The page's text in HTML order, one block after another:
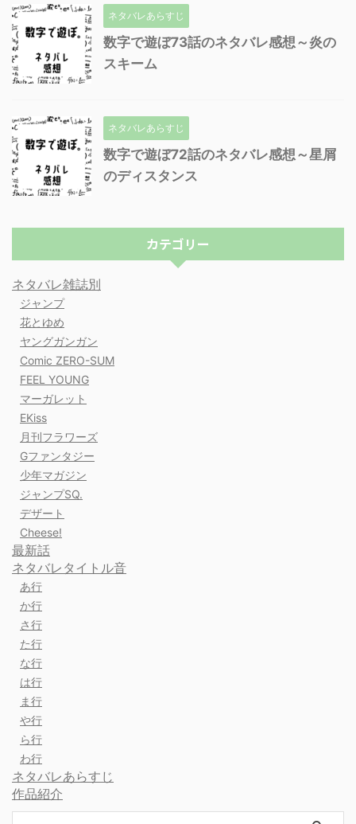
ネタバレあらすじ
数字で遊ぼ73話のネタバレ感想～炎の
スキーム
ネタバレあらすじ
数字で遊ぼ72話のネタバレ感想～星屑
のディスタンス
カテゴリー
ネタバレ雑誌別
ジャンプ
花とゆめ
ヤングガンガン
Comic ZERO-SUM
FEEL YOUNG
マーガレット
EKiss
月刊フラワーズ
Gファンタジー
少年マガジン
ジャンプSQ.
デザート
Cheese!
最新話
ネタバレタイトル音
あ行
か行
さ行
た行
な行
は行
ま行
や行
ら行
わ行
ネタバレあらすじ
作品紹介